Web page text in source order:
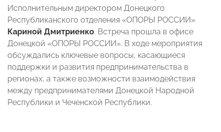
Исполнительным директором Донецкого
Республиканского отделения «ОПОРЫ РОССИИ»
Кариной Дмитриенко. Встреча прошла в офисе
Донецкой «ОПОРЫ РОССИИ». В ходе мероприятия
обсуждались ключевые вопросы, касающиеся
поддержки и развития предпринимательства в
регионах, а также возможности взаимодействия
между предпринимателями Донецкой Народной
Республики и Чеченской Республики.